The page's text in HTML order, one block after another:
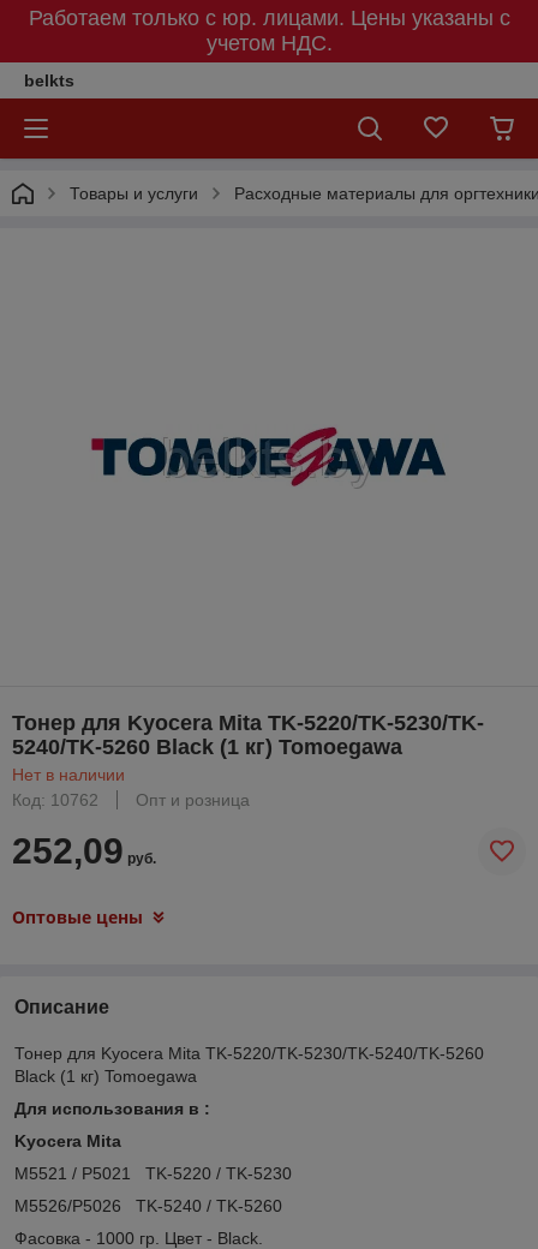
Работаем только с юр. лицами. Цены указаны c
учетом НДС.
belkts
Товары и услуги Расходные материалы для
Тонер для Kyocera Mita TK-5220/TK-5230/TK-
5240/TK-5260 Black (1 кг) Tomoegawa
Нет в наличии
Код: 10762
Опт и розница
252,09 руб.
Оптовые цены
Описание
Тонер для Kyocera Mita TK-5220/TK-5230/TK-5240/TK-5260
Black (1 кг) Tomoegawa
Для использования в :
Kyocera Mita
M5521 / P5021 TK-5220 / TK-5230
M5526/P5026 TK-5240 / TK-5260
Фасовка - 1000 гр. Цвет - Black.